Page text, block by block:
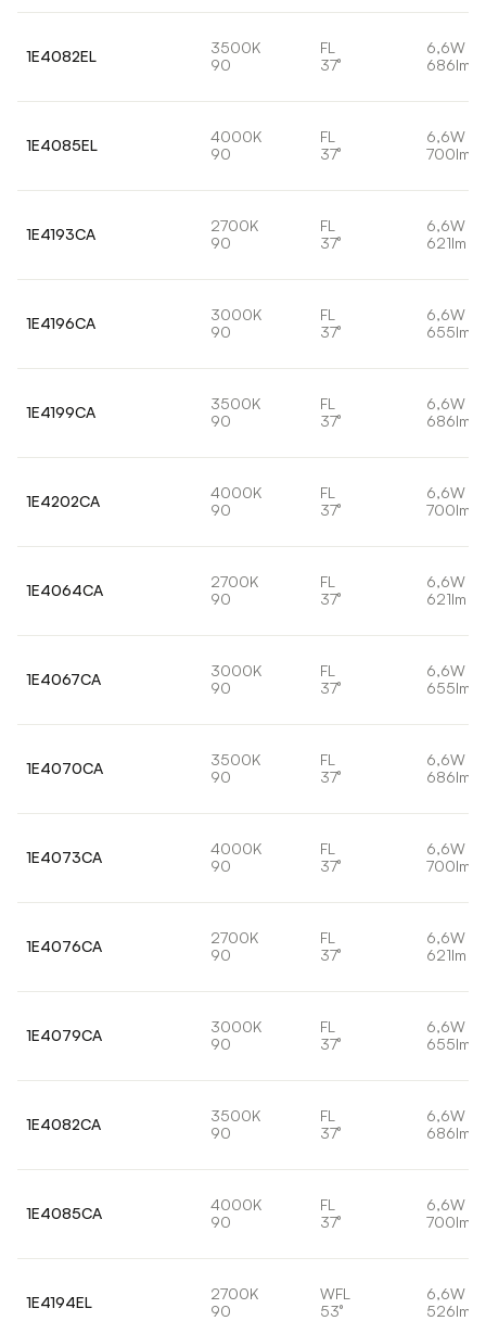
1E4082EL
3500K
90
FL
37°
6,6W
686lm
1E4085EL
4000K
90
FL
37°
6,6W
700lm
1E4193CA
2700K
90
FL
37°
6,6W
621lm
1E4196CA
3000K
90
FL
37°
6,6W
655lm
1E4199CA
3500K
90
FL
37°
6,6W
686lm
1E4202CA
4000K
90
FL
37°
6,6W
700lm
1E4064CA
2700K
90
FL
37°
6,6W
621lm
1E4067CA
3000K
90
FL
37°
6,6W
655lm
1E4070CA
3500K
90
FL
37°
6,6W
686lm
1E4073CA
4000K
90
FL
37°
6,6W
700lm
1E4076CA
2700K
90
FL
37°
6,6W
621lm
1E4079CA
3000K
90
FL
37°
6,6W
655lm
1E4082CA
3500K
90
FL
37°
6,6W
686lm
1E4085CA
4000K
90
FL
37°
6,6W
700lm
1E4194EL
2700K
90
WFL
53°
6,6W
526lm